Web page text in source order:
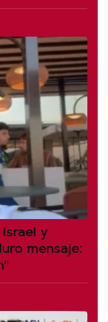
y
mensaje: